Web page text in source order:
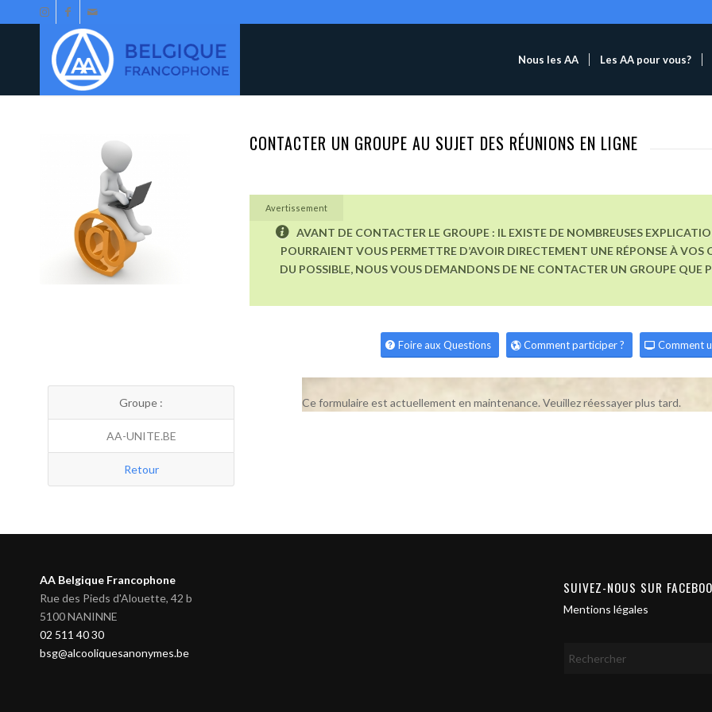
Nous les AA Les AA pour vous?
CONTACTER UN GROUPE AU SUJET DES RÉUNIONS EN LIGNE
Avertissement
AVANT DE CONTACTER LE GROUPE : IL EXISTE DE NOMBREUSES
POURRAIENT VOUS PERMETTRE D’AVOIR DIRECTEMENT UNE RÉPONSE À VOS
DU POSSIBLE, NOUS VOUS DEMANDONS DE NE CONTACTER UN GROUPE QUE
Foire aux Questions Comment participer ? Comment
Groupe :
AA-UNITE.BE
Retour
Ce formulaire est actuellement en maintenance. Veuillez réessayer plus tard.
AA Belgique Francophone
Rue des Pieds d'Alouette, 42 b
5100 NANINNE
02 511 40 30
bsg@alcooliquesanonymes.be
SUIVEZ-NOUS SUR
Mentions légales